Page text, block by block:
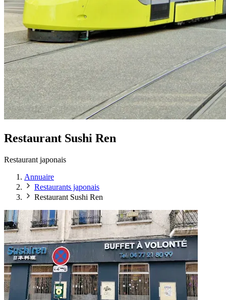
Restaurant Sushi Ren
Restaurant japonais
Annuaire
Restaurants japonais
Restaurant Sushi Ren